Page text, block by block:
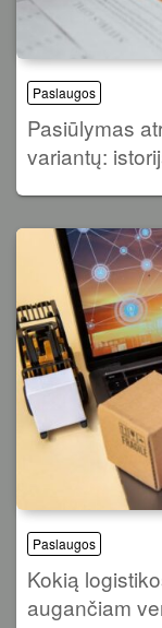
Paslaugos
Pasiūlymas
variantų:
Paslaugos
Kokią
augančiam